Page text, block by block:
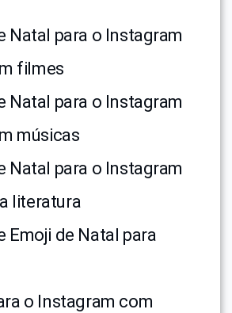
Natal para o Instagram
filmes
Natal para o Instagram
músicas
Natal para o Instagram
literatura
Emoji de Natal para
o Instagram com